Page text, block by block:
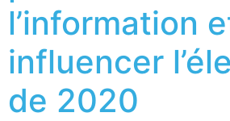
l’information
influencer
de 2020